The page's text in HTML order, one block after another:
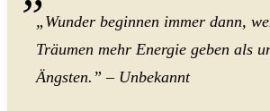
„Wunder beginnen immer dann,
Träumen mehr Energie geben als
Ängsten.” – Unbekannt